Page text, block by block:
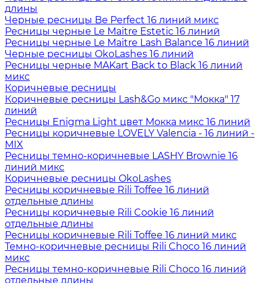
длины
Черные ресницы Be Perfect 16 линий микс
Ресницы черные Le Maitre Estetic 16 линий
Ресницы черные Le Maitre Lash Balance 16 линий
Черные ресницы OkoLashes 16 линий
Ресницы черные MAKart Back to Black 16 линий
микс
Коричневые ресницы
Коричневые ресницы Lash&Go микс "Мокка" 17
линий
Ресницы Enigma Light цвет Мокка микс 16 линий
Ресницы коричневые LOVELY Valencia - 16 линий -
MIX
Ресницы темно-коричневые LASHY Brownie 16
линий микс
Коричневые ресницы OkoLashes
Ресницы коричневые Rili Toffee 16 линий
отдельные длины
Ресницы коричневые Rili Cookie 16 линий
отдельные длины
Ресницы коричневые Rili Toffee 16 линий микс
Темно-коричневые ресницы Rili Choco 16 линий
микс
Ресницы темно-коричневые Rili Choco 16 линий
отдельные длины